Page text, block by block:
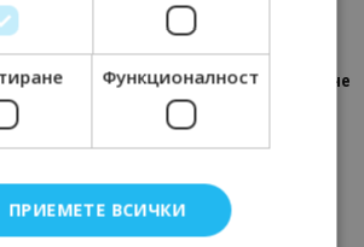
картичка от…”: Петрич – Изживяване
очакваното
картичка от…”: Пловдив, градът на
времена
Функционалност
ПРИЕМЕТЕ ВСИЧКИ